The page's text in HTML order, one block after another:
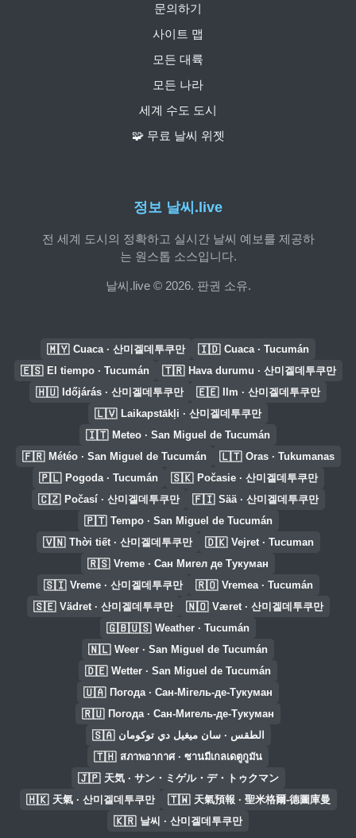
정보 날씨.live
전 세계 도시의 정확하고 실시간 날씨 예보를 제공하
는 원스톱 소스입니다.
날씨.live © 2026. 판권 소유.
문의하기
사이트 맵
모든 대륙
모든 나라
세계 수도 도시
🧩 무료 날씨 위젯
🇲🇾 Cuaca · 산미겔데투쿠만 🇮🇩 Cuaca · Tucumán
🇪🇸 El tiempo · Tucumán 🇹🇷 Hava durumu · 산미겔데투쿠만
🇭🇺 Időjárás · 산미겔데투쿠만 🇪🇪 Ilm · 산미겔데투쿠만
🇱🇻 Laikapstākļi · 산미겔데투쿠만
🇮🇹 Meteo · San Miguel de Tucumán
🇫🇷 Météo · San Miguel de Tucumán 🇱🇹 Oras · Tukumanas
🇵🇱 Pogoda · Tucumán 🇸🇰 Počasie · 산미겔데투쿠만
🇨🇿 Počasí · 산미겔데투쿠만 🇫🇮 Sää · 산미겔데투쿠만
🇵🇹 Tempo · San Miguel de Tucumán
🇻🇳 Thời tiết · 산미겔데투쿠만 🇩🇰 Vejret · Tucuman
🇷🇸 Vreme · Сан Мигел де Тукуман
🇸🇮 Vreme · 산미겔데투쿠만 🇷🇴 Vremea · Tucumán
🇸🇪 Vädret · 산미겔데투쿠만 🇳🇴 Været · 산미겔데투쿠만
🇬🇧🇺🇸 Weather · Tucumán
🇳🇱 Weer · San Miguel de Tucumán
🇩🇪 Wetter · San Miguel de Tucumán
🇺🇦 Погода · Сан-Мігель-де-Тукуман
🇷🇺 Погода · Сан-Мигель-де-Тукуман
🇸🇦 الطقس · سان ميغيل دي توكومان
🇹🇭 สภาพอากาศ · ซานมีเกลเดตูกูมัน
🇯🇵 天気 · サン・ミゲル・デ・トゥクマン
🇭🇰 天氣 · 산미겔데투쿠만 🇹🇼 天氣預報 · 聖米格爾-德圖庫曼
🇰🇷 날씨 · 산미겔데투쿠만